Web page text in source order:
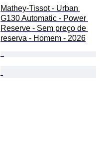
Mathey-Tissot - Urban
G130 Automatic - Power
Reserve - Sem preço de
reserva - Homem - 2026